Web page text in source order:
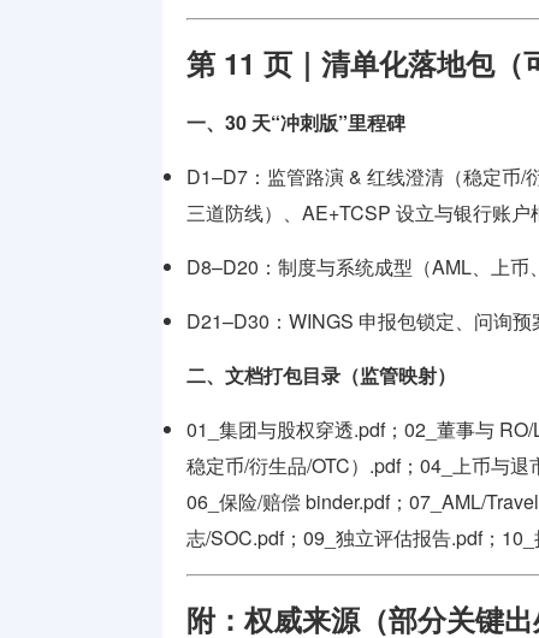
第 11 页｜清单化落地包（
一、30 天“冲刺版”里程碑
D1–D7：监管路演 & 红线澄清（稳定币/
三道防线）、AE+TCSP 设立与银行账户
D8–D20：制度与系统成型（AML、上
D21–D30：WINGS 申报包锁定、问询
二、文档打包目录（监管映射）
01_集团与股权穿透.pdf；02_董事与
稳定币/衍生品/OTC）.pdf；04_上币与
06_保险/赔偿 binder.pdf；07_AML/
志/SOC.pdf；09_独立评估报告.pdf；
附：权威来源（部分关键